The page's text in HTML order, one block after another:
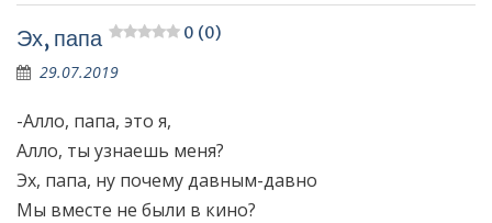
Эх, папа 0 (0)
29.07.2019
-Алло, папа, это я,
Алло, ты узнаешь меня?
Эх, папа, ну почему давным-давно
Мы вместе не были в кино?